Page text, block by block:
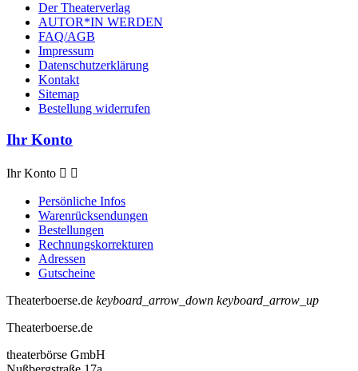
Der Theaterverlag
AUTOR*IN WERDEN
FAQ/AGB
Impressum
Datenschutzerklärung
Kontakt
Sitemap
Bestellung widerrufen
Ihr Konto
Ihr Konto  
Persönliche Infos
Warenrücksendungen
Bestellungen
Rechnungskorrekturen
Adressen
Gutscheine
Theaterboerse.de keyboard_arrow_down keyboard_arrow_up
Theaterboerse.de
theaterbörse GmbH